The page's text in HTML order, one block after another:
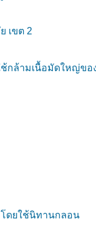
เขต 2
กล้ามเนื้อมัดใหญ่ขอ
ดยใช้นิทานกลอน